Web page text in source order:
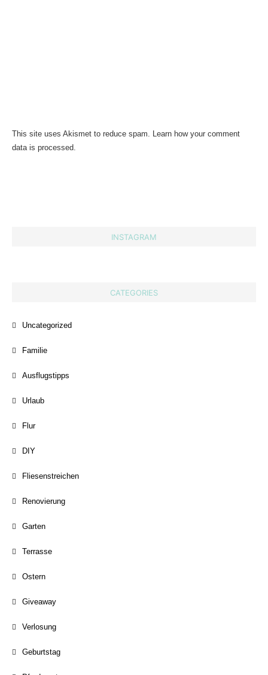
This site uses Akismet to reduce spam. Learn how your comment
data is processed.
INSTAGRAM
CATEGORIES
Uncategorized
Familie
Ausflugstipps
Urlaub
Flur
DIY
Fliesenstreichen
Renovierung
Garten
Terrasse
Ostern
Giveaway
Verlosung
Geburtstag